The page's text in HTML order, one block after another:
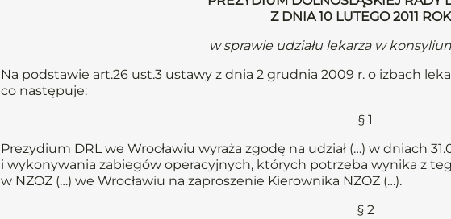
Z DNIA 10 LUTEGO 2011
w sprawie udziału lekarza w
Na podstawie art.26 ust.3 ustawy z dnia 2 grudnia 2009 r. o izbach
co następuje:
§ 1
Prezydium DRL we Wrocławiu wyraża zgodę na udział (…) w dniach
i wykonywania zabiegów operacyjnych, których potrzeba wynika z
w NZOZ (…) we Wrocławiu na zaproszenie Kierownika NZOZ (…).
§ 2